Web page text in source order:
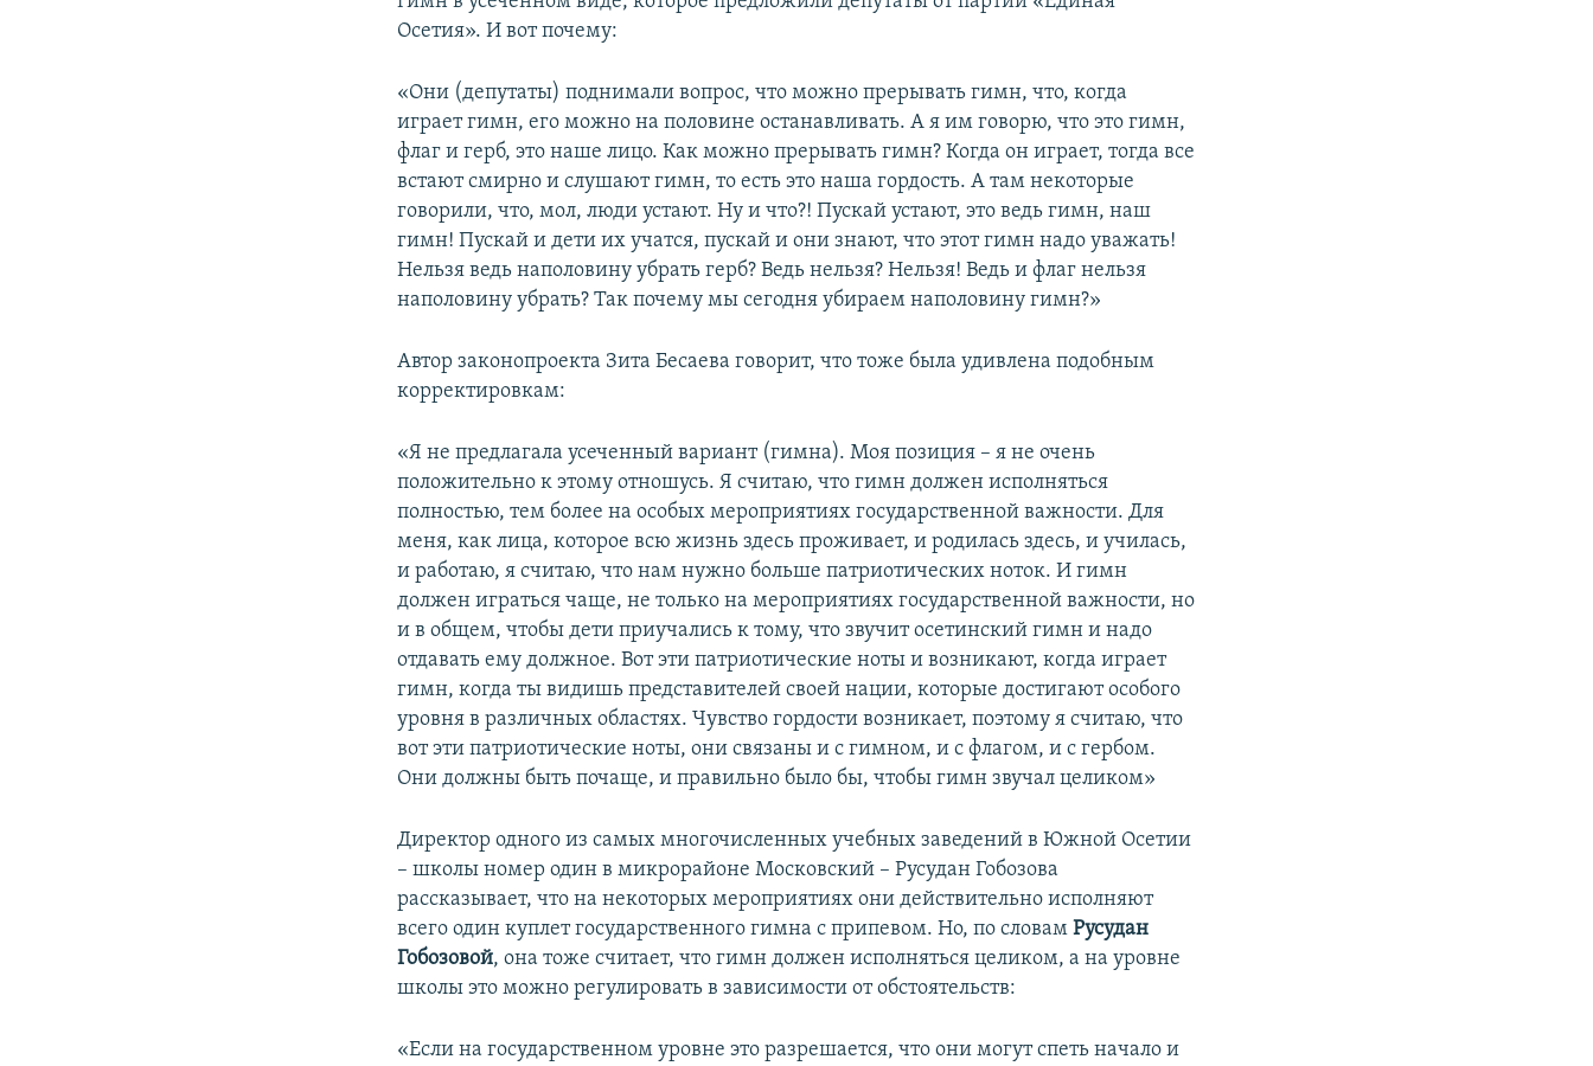
Осетия». И вот почему:
«Они (депутаты) поднимали вопрос, что можно прерывать гимн, что, когда
играет гимн, его можно на половине останавливать. А я им говорю, что это гимн,
флаг и герб, это наше лицо. Как можно прерывать гимн? Когда он играет, тогда все
встают смирно и слушают гимн, то есть это наша гордость. А там некоторые
говорили, что, мол, люди устают. Ну и что?! Пускай устают, это ведь гимн, наш
гимн! Пускай и дети их учатся, пускай и они знают, что этот гимн надо уважать!
Нельзя ведь наполовину убрать герб? Ведь нельзя? Нельзя! Ведь и флаг нельзя
наполовину убрать? Так почему мы сегодня убираем наполовину гимн?»
Автор законопроекта Зита Бесаева говорит, что тоже была удивлена подобным
корректировкам:
«Я не предлагала усеченный вариант (гимна). Моя позиция – я не очень
положительно к этому отношусь. Я считаю, что гимн должен исполняться
полностью, тем более на особых мероприятиях государственной важности. Для
меня, как лица, которое всю жизнь здесь проживает, и родилась здесь, и училась,
и работаю, я считаю, что нам нужно больше патриотических ноток. И гимн
должен играться чаще, не только на мероприятиях государственной важности, но
и в общем, чтобы дети приучались к тому, что звучит осетинский гимн и надо
отдавать ему должное. Вот эти патриотические ноты и возникают, когда играет
гимн, когда ты видишь представителей своей нации, которые достигают особого
уровня в различных областях. Чувство гордости возникает, поэтому я считаю, что
вот эти патриотические ноты, они связаны и с гимном, и с флагом, и с гербом.
Они должны быть почаще, и правильно было бы, чтобы гимн звучал целиком»
Директор одного из самых многочисленных учебных заведений в Южной Осетии
– школы номер один в микрорайоне Московский – Русудан Гобозова
рассказывает, что на некоторых мероприятиях они действительно исполняют
всего один куплет государственного гимна с припевом. Но, по словамРусудан
Гобозовой, она тоже считает, что гимн должен исполняться целиком, а на уровне
школы это можно регулировать в зависимости от обстоятельств:
«Если на государственном уровне это разрешается, что они могут спеть начало и